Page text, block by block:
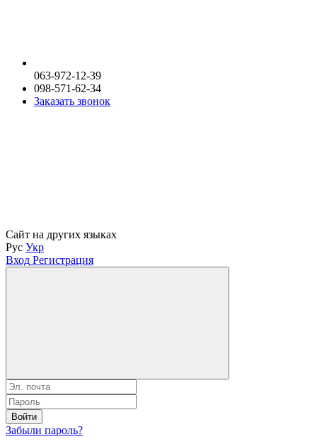
063-972-12-39
098-571-62-34
Заказать звонок
Сайт на других языках
Рус Укр
Вход Регистрация
Войти
Забыли пароль?